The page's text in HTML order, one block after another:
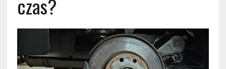
czas?